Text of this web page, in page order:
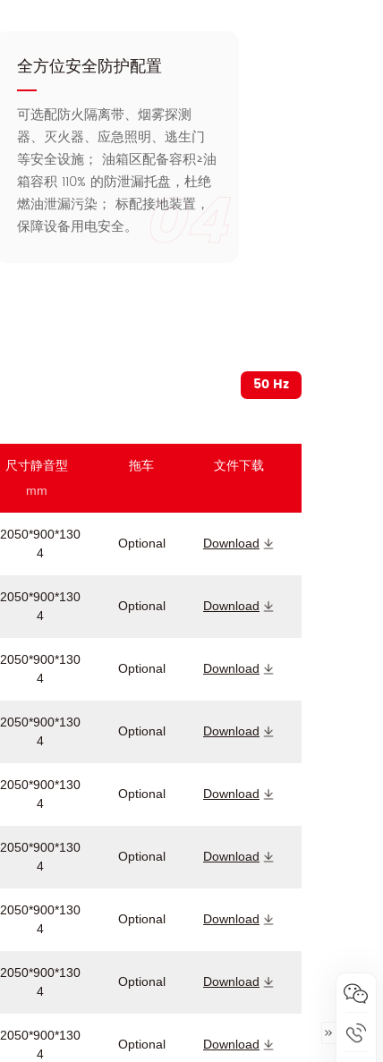
全方位安全防护配置
可选配防火隔离带、烟雾探测
器、灭火器、应急照明、逃生门
等安全设施； 油箱区配备容积≥油
箱容积 110% 的防泄漏托盘，杜绝
燃油泄漏污染； 标配接地装置，
保障设备用电安全。
04
50 Hz
尺寸静音型
mm
拖车 文件下载
2050*900*130
4
Optional Download
2050*900*130
4
Optional Download
2050*900*130
4
Optional Download
2050*900*130
4
Optional Download
2050*900*130
4
Optional Download
2050*900*130
4
Optional Download
2050*900*130
4
Optional Download
2050*900*130
4
Optional Download
2050*900*130
4
Optional Download